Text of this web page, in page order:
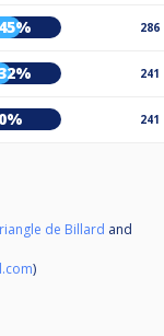
45% 286
241
0% 241
de Billard and
)